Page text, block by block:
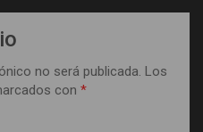
no será publicada. Los
con *